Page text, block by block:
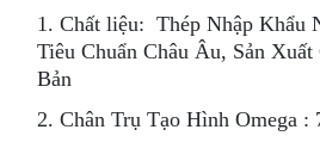
1.Chất liệu: Thép Nhập Khẩu
Tiêu Chuẩn Châu Âu, Sản
Bản
2. Chân Trụ Tạo Hình Omega :